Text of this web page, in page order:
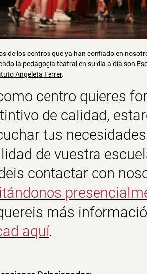
de los centros que ya han confiado en
la pedagogía teatral en su día a día son
Angeleta Ferrer.
centro quieres
de calidad,
tus
de vuestra
contactar con
más
aquí.